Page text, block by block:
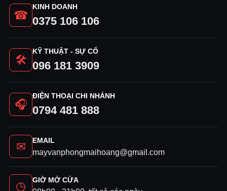
☎
KINH DOANH
0375 106 106
🛠
KỸ THUẬT - SỰ CỐ
096 181 3909
🎧
ĐIỆN THOẠI CHI NHÁNH
0794 481 888
✉ EMAIL
mayvanphongmaihoang@gmail.com
◷ GIỜ MỞ CỬA